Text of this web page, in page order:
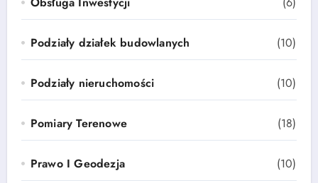
Podziały działek budowlanych (10)
Podziały nieruchomości (10)
Pomiary Terenowe (18)
Prawo I Geodezja (10)